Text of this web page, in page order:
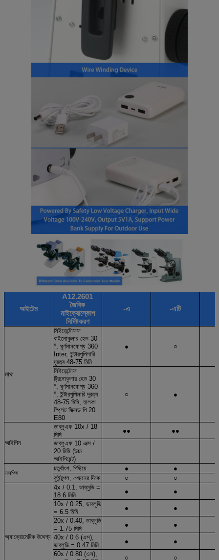
আইটেম
A12.2601
জৈবিক
মাইক্রোস্কোপ
নির্দিষ্টকরণ
-এ -এটি
মাথা
সিইডেন্টোফফ
বাইনোকুলার হেড 30
°, ঘূর্ণমানযোগ্য 360
Inter, ইন্টারপুপিলারি
দূরত্ব 48-75 মিমি
● ○
সিইডেন্টোফ
ট্রিনোকুলার হেড 30
°, ঘূর্ণমানযোগ্য 360
°, ইন্টারপুপিলারি দূরত্ব
48-75 মিমি, হালকা
স্প্লিট ফিক্সড পি 20:
E80
○ ●
আইপিস
ডাব্লুএফ 10x / 18
মিমি
●●
●●
ডাব্লুএফ 10 এক্স /
20 মিমি (উচ্চ
আইপিয়েন্ট)
নসপিস
চতুর্থাংশ, পিছিয়ে ●
●
কুইন্টুপল, পেছনের দিকে
○ ○
অ্যাক্রোমেটিক উদ্দেশ্য
4x / 0.1, ডাব্লুডি =
18.6 মিমি
●
●
10x / 0.25, ডাব্লুডি
= 6.5 মিমি
●
●
20x / 0.40, ডাব্লুডি
= 1.75 মিমি
●
●
40x / 0.6 (এস),
ডাব্লুডি = 0.47 মিমি
●
●
60x / 0.80 (এস),
○ ○